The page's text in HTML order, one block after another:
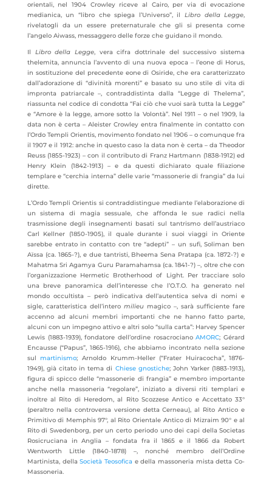
orientali, nel 1904 Crowley riceve al Cairo, per via di evocazione
medianica, un “libro che spiega l’Universo”, il Libro della Legge,
rivelatogli da un essere preternaturale che gli si presenta come
l’angelo Aiwass, messaggero delle forze che guidano il mondo.
Il Libro della Legge, vera cifra dottrinale del successivo sistema
thelemita, annuncia l’avvento di una nuova epoca – l’eone di Horus,
in sostituzione del precedente eone di Osiride, che era caratterizzato
dall’adorazione di “divinità morenti” e basato su uno stile di vita di
impronta patriarcale –, contraddistinta dalla “Legge di Thelema”,
riassunta nel codice di condotta “Fai ciò che vuoi sarà tutta la Legge”
e “Amore è la legge, amore sotto la Volontà”. Nel 1911 – o nel 1909, la
data non è certa – Aleister Crowley entra finalmente in contatto con
l’Ordo Templi Orientis, movimento fondato nel 1906 – o comunque fra
il 1907 e il 1912: anche in questo caso la data non è certa – da Theodor
Reuss (1855-1923) – con il contributo di Franz Hartmann (1838-1912) ed
Henry Klein (1842-1913) – e da questi dichiarato quale filiazione
templare e “cerchia interna” delle varie “massonerie di frangia” da lui
dirette.
L’Ordo Templi Orientis si contraddistingue mediante l’elaborazione di
un sistema di magia sessuale, che affonda le sue radici nella
trasmissione degli insegnamenti basati sul tantrismo dell’austriaco
Carl Kellner (1850-1905), il quale durante i suoi viaggi in Oriente
sarebbe entrato in contatto con tre “adepti” – un sufi, Soliman ben
Aïssa (ca. 1865-?), e due tantristi, Bheema Sena Pratapa (ca. 1872-?) e
Mahatma Sri Agamya Guru Paramahamsa (ca. 1841-?) –, oltre che con
l’organizzazione Hermetic Brotherhood of Light. Per tracciare solo
una breve panoramica dell’interesse che l’O.T.O. ha generato nel
mondo occultista – però indicativa dell’autentica selva di nomi e
sigle, caratteristica dell’intero milieumagico –, sarà sufficiente fare
accenno ad alcuni membri importanti che ne hanno fatto parte,
alcuni con un impegno attivo e altri solo “sulla carta”: Harvey Spencer
Lewis (1883-1939), fondatore dell’ordine rosacrocianoAMORC; Gérard
Encausse (“Papus”, 1865-1916), che abbiamo incontrato nella sezione
sul martinismo; Arnoldo Krumm-Heller (“Frater Huiracocha”, 1876-
1949), già citato in tema di Chiese gnostiche; John Yarker (1883-1913),
figura di spicco delle “massonerie di frangia” e membro importante
anche nella massoneria “regolare”, iniziato a diversi riti templari e
inoltre al Rito di Heredom, al Rito Scozzese Antico e Accettato 33°
(peraltro nella controversa versione detta Cerneau), al Rito Antico e
Primitivo di Memphis 97°, al Rito Orientale Antico di Mizraim 90° e al
Rito di Swedenborg, per un certo periodo uno dei capi della Societas
Rosicruciana in Anglia – fondata fra il 1865 e il 1866 da Robert
Wentworth Little (1840-1878) –, nonché membro dell’Ordine
Martinista, dellaSocietà Teosofica e della massoneria mista detta Co-
Massoneria.